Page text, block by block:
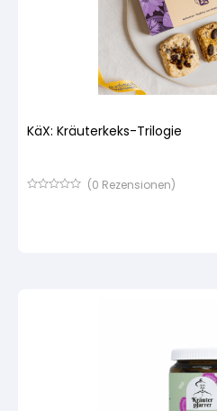
KäX: Kräuterkeks-Trilogie
(0 Rezensionen)